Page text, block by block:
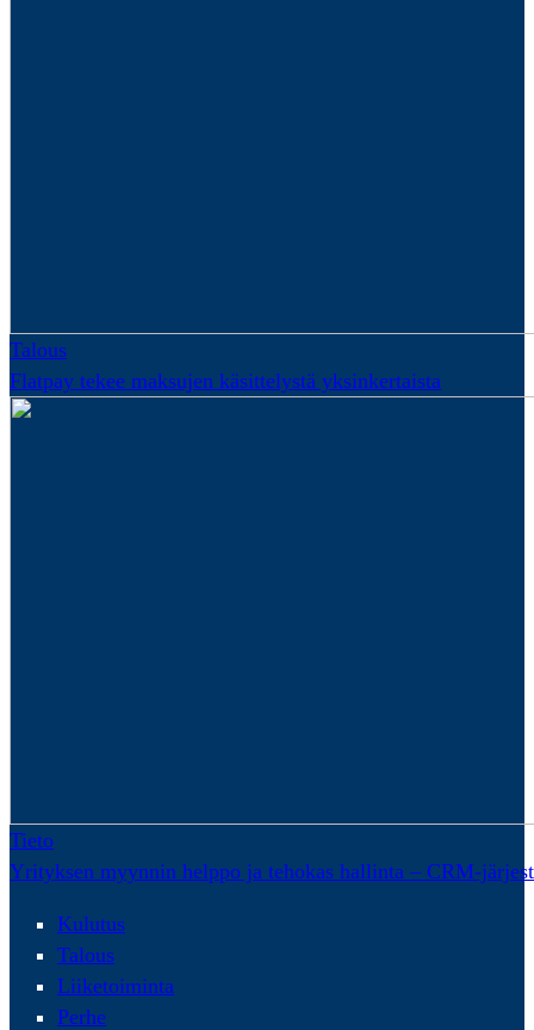
Talous
Flatpay tekee maksujen käsittelystä yksinkertaista
Tieto
Yrityksen myynnin helppo ja tehokas hallinta – CRM-
Kulutus
Talous
Liiketoiminta
Perhe